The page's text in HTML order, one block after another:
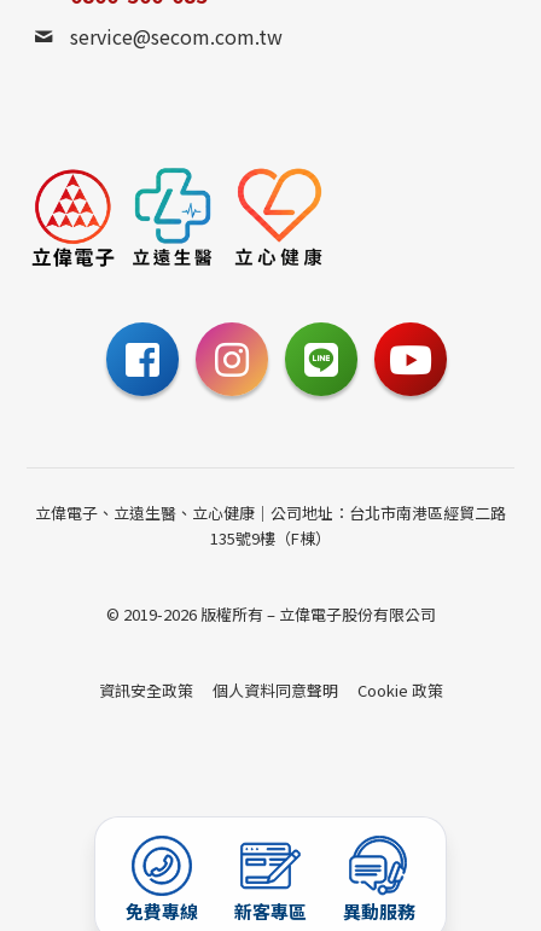
免費專線 新客專區 異動服務
0800-885-095
請至聯絡我們填寫表單，
或撥打24小時免費諮詢電話
聯絡我們
service@secom.com.tw
立偉電子、立遠生醫、立心健康｜公司地址：台北市南港區經貿二路
135號9樓（F棟）
© 2019-2026 版權所有 – 立偉電子股份有限公司
資訊安全政策 個人資料同意聲明 Cookie 政策